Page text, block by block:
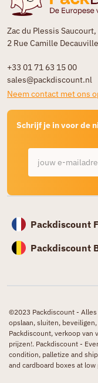
Zac du Plessis Saucourt,
2 Rue Camille
+33 01 71 63 15 00
sales@packdiscount.nl
Neem contact met ons
Schrijf je in voor de
Packdiscount
Packdiscount
©2023 Packdiscount -
opslaan, sluiten,
Packdiscount, verkoop van
prijzen!. Packdiscount -
condition, palletize and
and cardboard boxes at low